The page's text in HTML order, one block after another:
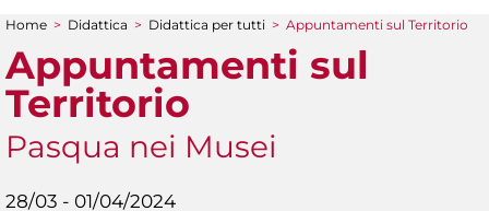
Tu sei qui
Home > Didattica > Didattica per tutti > Appuntamenti sul Territorio
Appuntamenti sul
Territorio
Pasqua nei Musei
28/03 - 01/04/2024